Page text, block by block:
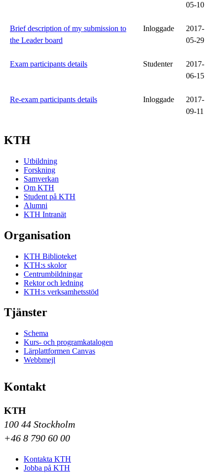
05-10
Brief description of my submission to
the Leader board
Inloggade
2017-
05-29
Exam participants details Studenter
2017-
06-15
Re-exam participants details Inloggade
2017-
09-11
KTH
Utbildning
Forskning
Samverkan
Om KTH
Student på KTH
Alumni
KTH Intranät
Organisation
KTH Biblioteket
KTH:s skolor
Centrumbildningar
Rektor och ledning
KTH:s verksamhetsstöd
Tjänster
Schema
Kurs- och programkatalogen
Lärplattformen Canvas
Webbmejl
Kontakt
KTH
100 44 Stockholm
+46 8 790 60 00
Kontakta KTH
Jobba på KTH